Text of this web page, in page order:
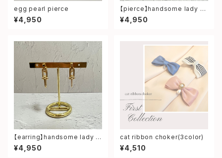
egg pearl pierce
¥4,950
【pierce】handsome lady sh
ort pierce
¥4,950
【earring】handsome lady s
hort earring
¥4,950
cat ribbon choker(3color)
¥4,510